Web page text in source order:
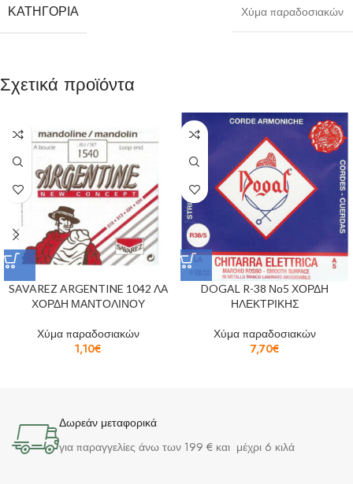
ΚΑΤΗΓΟΡΊΑ Χύμα παραδοσιακών
Σχετικά προϊόντα
SAVAREZ ARGENTINE 1042 ΛΑ
ΧΟΡΔΗ ΜΑΝΤΟΛΙΝΟΥ
Χύμα παραδοσιακών
1,10€
DOGAL R-38 Νο5 ΧΟΡΔΗ
ΗΛΕΚΤΡΙΚΗΣ
Χύμα παραδοσιακών
7,70€
Δωρεάν μεταφορικά
για παραγγελίες άνω των 199 € και μέχρι 6 κιλά